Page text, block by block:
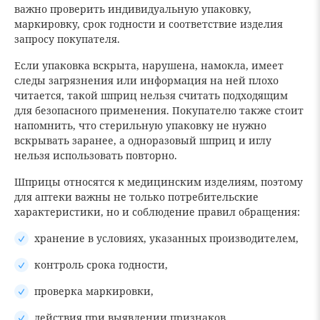
важно проверить индивидуальную упаковку,
маркировку, срок годности и соответствие изделия
запросу покупателя.
Если упаковка вскрыта, нарушена, намокла, имеет
следы загрязнения или информация на ней плохо
читается, такой шприц нельзя считать подходящим
для безопасного применения. Покупателю также стоит
напомнить, что стерильную упаковку не нужно
вскрывать заранее, а одноразовый шприц и иглу
нельзя использовать повторно.
Шприцы относятся к медицинским изделиям, поэтому
для аптеки важны не только потребительские
характеристики, но и соблюдение правил обращения:
хранение в условиях, указанных производителем,
контроль срока годности,
проверка маркировки,